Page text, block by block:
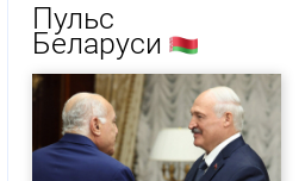
Пульс
Беларуси